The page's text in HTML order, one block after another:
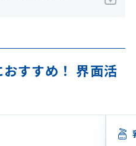
すすめ！ 界面活